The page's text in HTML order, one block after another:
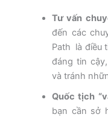
Tư vấn
đến các
Path là điều
đáng tin
và tránh
Quốc tịch
bạn cần sở